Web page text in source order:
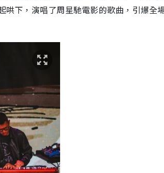
哄下，演唱了周星馳電影的歌曲，引爆全